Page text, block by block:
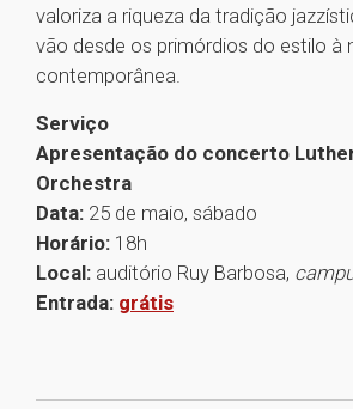
valoriza a riqueza da tradição
vão desde os primórdios do estilo à
contemporânea.
Serviço
Apresentação do concerto
Orchestra
Data: 25 de maio, sábado
Horário: 18h
Local: auditório Ruy Barbosa,
Entrada: grátis